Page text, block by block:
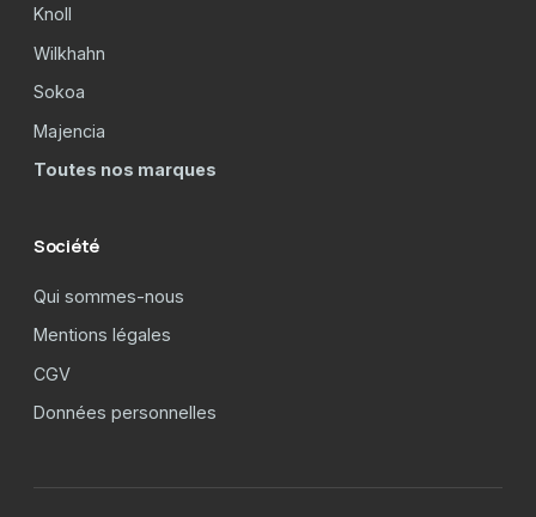
Knoll
Wilkhahn
Sokoa
Majencia
Toutes nos marques
Société
Qui sommes-nous
Mentions légales
CGV
Données personnelles